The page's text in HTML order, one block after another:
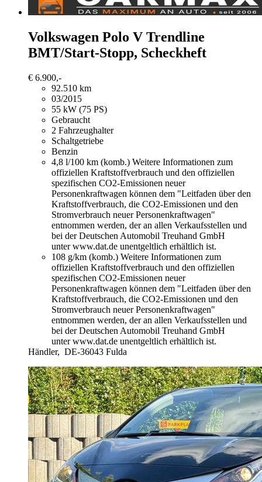
Volkswagen Polo V Trendline
BMT/Start-Stopp, Scheckheft
€ 6.900,-
92.510 km
03/2015
55 kW (75 PS)
Gebraucht
2 Fahrzeughalter
Schaltgetriebe
Benzin
4,8 l/100 km (komb.) Weitere Informationen zum
offiziellen Kraftstoffverbrauch und den offiziellen
spezifischen CO2-Emissionen neuer
Personenkraftwagen können dem "Leitfaden über den
Kraftstoffverbrauch, die CO2-Emissionen und den
Stromverbrauch neuer Personenkraftwagen"
entnommen werden, der an allen Verkaufsstellen und
bei der Deutschen Automobil Treuhand GmbH
unter www.dat.de unentgeltlich erhältlich ist.
108 g/km (komb.) Weitere Informationen zum
offiziellen Kraftstoffverbrauch und den offiziellen
spezifischen CO2-Emissionen neuer
Personenkraftwagen können dem "Leitfaden über den
Kraftstoffverbrauch, die CO2-Emissionen und den
Stromverbrauch neuer Personenkraftwagen"
entnommen werden, der an allen Verkaufsstellen und
bei der Deutschen Automobil Treuhand GmbH
unter www.dat.de unentgeltlich erhältlich ist.
Händler, DE-36043 Fulda